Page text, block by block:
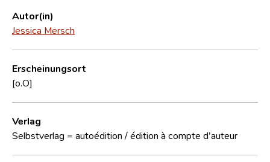
Forschungsgruppe
Kontakt
Autor(in)
Jessica Mersch
Erscheinungsort
[o.O]
Verlag
Selbstverlag = autoédition / édition à compte d'auteur